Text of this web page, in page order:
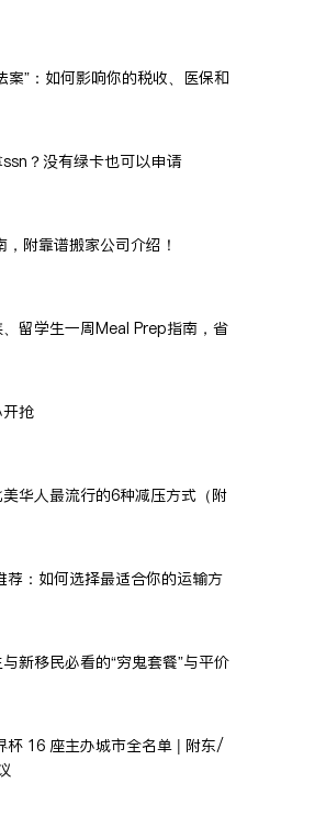
案”：如何影响你的税收、医保和
？没有绿卡也可以申请
附靠谱搬家公司介绍！
留学生一周Meal Prep指南，省
抢
华人最流行的6种减压方式（附
荐：如何选择最适合你的运输方
新移民必看的“穷鬼套餐”与平价
杯 16 座主办城市全名单 | 附东/